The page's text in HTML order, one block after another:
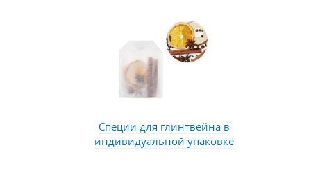
Специи для глинтвейна в
индивидуальной упаковке